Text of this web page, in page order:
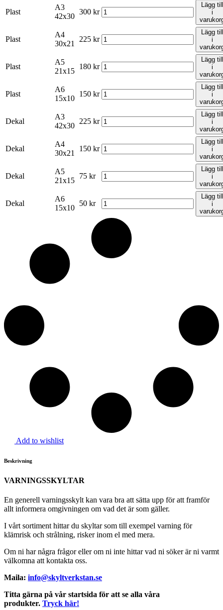
Plast
A3
42x30
300 kr
Lägg till
i
Plast
A4
30x21
225 kr
Lägg till
i
Plast
A5
21x15
180 kr
Lägg till
i
Plast
A6
15x10
150 kr
Lägg till
i
Dekal
A3
42x30
225 kr
Lägg till
i
Dekal
A4
30x21
150 kr
Lägg till
i
Dekal
A5
21x15
75 kr
Lägg till
i
Dekal
A6
15x10
50 kr
Lägg till
i
Add to wishlist
Beskrivning
VARNINGSSKYLTAR
En generell varningsskylt kan vara bra att sätta upp för att framför
allt informera omgivningen om vad det är som gäller.
I vårt sortiment hittar du skyltar som till exempel varning för
klämrisk och strålning, risker inom el med mera.
Om ni har några frågor eller om ni inte hittar vad ni söker är ni varmt
välkomna att kontakta oss.
Maila: info@skyltverkstan.se
Titta gärna på vår startsida för att se alla våra
produkter. Tryck här!